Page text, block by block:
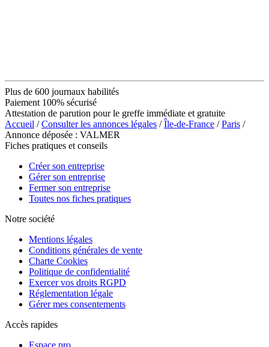
Plus de 600 journaux habilités
Paiement 100% sécurisé
Attestation de parution pour le greffe immédiate et gratuite
Accueil /Consulter les annonces légales /Île-de-France /Paris /
Annonce déposée : VALMER
Fiches pratiques et conseils
Créer son entreprise
Gérer son entreprise
Fermer son entreprise
Toutes nos fiches pratiques
Notre société
Mentions légales
Conditions générales de vente
Charte Cookies
Politique de confidentialité
Exercer vos droits RGPD
Réglementation légale
Gérer mes consentements
Accès rapides
Espace pro